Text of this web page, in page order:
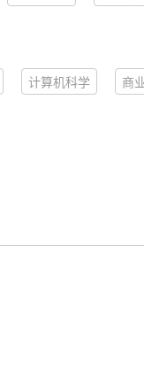
计算机科学 商